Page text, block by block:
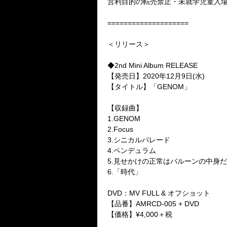
====================
＜リリース＞
◆2nd Mini Album RELEASE
【発売日】2020年12月9日(水)
【タイトル】「GENOM」
【収録曲】
1.GENOM
2.Focus
3.シニカルパレード
4.ペンデュラム
5.見せかけの正常はバルーンの中身
6.「時代」
DVD：MV FULL & オフショット
【品番】AMRCD-005 + DVD
【価格】¥4,000＋税